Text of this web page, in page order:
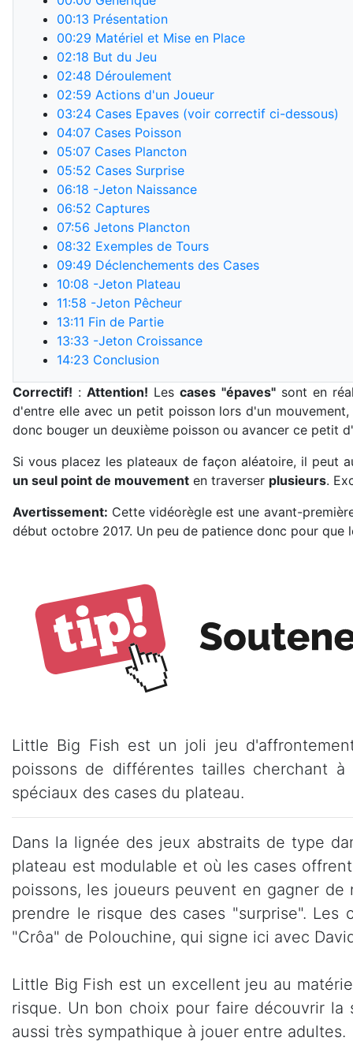
00:13 Présentation
00:29 Matériel et Mise en Place
02:18 But du Jeu
02:48 Déroulement
02:59 Actions d'un Joueur
03:24 Cases Epaves (voir correctif ci-dessous)
04:07 Cases Poisson
05:07 Cases Plancton
05:52 Cases Surprise
06:18 -Jeton Naissance
06:52 Captures
07:56 Jetons Plancton
08:32 Exemples de Tours
09:49 Déclenchements des Cases
10:08 -Jeton Plateau
11:58 -Jeton Pêcheur
13:11 Fin de Partie
13:33 -Jeton Croissance
14:23 Conclusion
Correctif! :Attention! Lescases "épaves"sont en
d'entre elle avec un petit poisson lors d'un
donc bouger un deuxième poisson ou avancer ce petit
Si vous placez les plateaux de façon aléatoire, il peut
un seul point de mouvement en traverser plusieurs.
Avertissement: Cette vidéorègle est une avant-
début octobre 2017. Un peu de patience donc pour
Little Big Fish est un joli jeu
poissons de différentes tailles cherchant
spéciaux des cases du plateau.
Dans la lignée des jeux abstraits de type
plateau est modulable et où les cases
poissons, les joueurs peuvent en gagner
prendre le risque des cases "surprise".
"Crôa" de Polouchine, qui signe ici avec
Little Big Fish est un excellent jeu au
risque. Un bon choix pour faire découvrir
aussi très sympathique à jouer entre adultes.